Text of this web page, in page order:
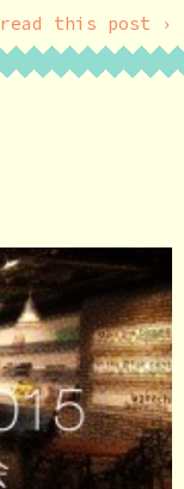
read this post ›